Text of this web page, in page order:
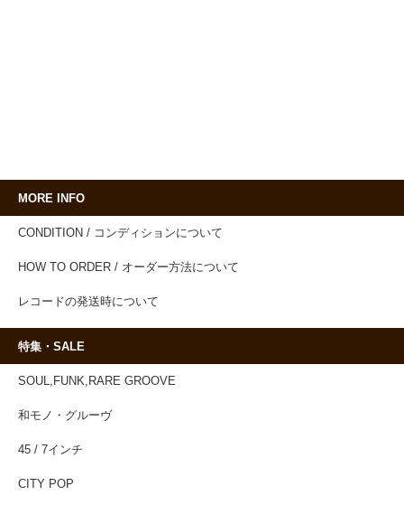
MORE INFO
CONDITION / コンディションについて
HOW TO ORDER / オーダー方法について
レコードの発送時について
特集・SALE
SOUL,FUNK,RARE GROOVE
和モノ・グルーヴ
45 / 7インチ
CITY POP